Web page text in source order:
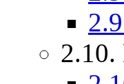
2.10.